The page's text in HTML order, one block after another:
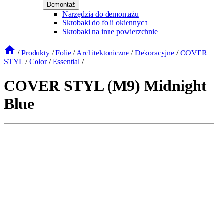
Demontaż
Narzędzia do demontażu
Skrobaki do folii okiennych
Skrobaki na inne powierzchnie
/ Produkty / Folie / Architektoniczne / Dekoracyjne / COVER
STYL / Color / Essential /
COVER STYL (M9) Midnight
Blue